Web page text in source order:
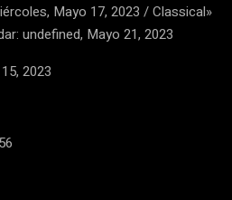
Mayo 17, 2023 / Classical»
undefined, Mayo 21, 2023
2023